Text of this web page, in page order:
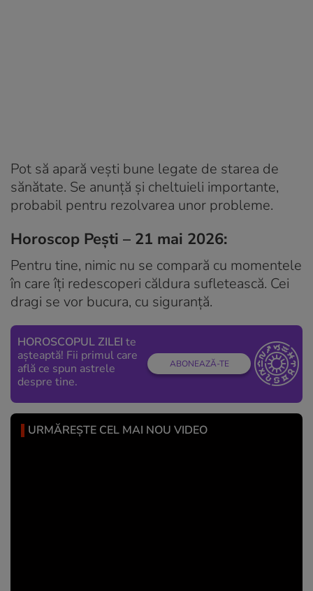
Pot să apară vești bune legate de starea de
sănătate. Se anunță și cheltuieli importante,
probabil pentru rezolvarea unor probleme.
Horoscop Pești – 21 mai 2026:
Pentru tine, nimic nu se compară cu momentele
în care îți redescoperi căldura sufletească. Cei
dragi se vor bucura, cu siguranță.
HOROSCOPUL ZILEI te
așteaptă! Fii primul care
află ce spun astrele
despre tine.
ABONEAZĂ-TE
URMĂREȘTE CEL MAI NOU VIDEO